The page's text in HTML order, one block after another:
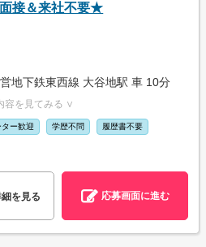
接＆来社不要★
地下鉄東西線 大谷地駅 車 10分
容を見てみる ∨
ター歓迎 学歴不問 履歴書不要
を見る 応募画面に進む